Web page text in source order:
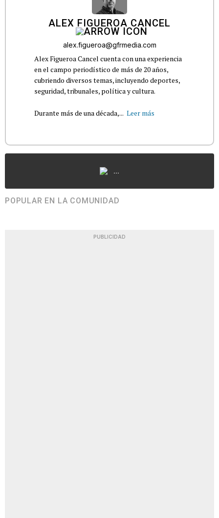
ALEX FIGUEROA CANCEL
alex.figueroa@gfrmedia.com
Alex Figueroa Cancel cuenta con una experiencia
en el campo periodístico de más de 20 años,
cubriendo diversos temas, incluyendo deportes,
seguridad, tribunales, política y cultura.
Durante más de una década,... Leer más
...
POPULAR EN LA COMUNIDAD
PUBLICIDAD